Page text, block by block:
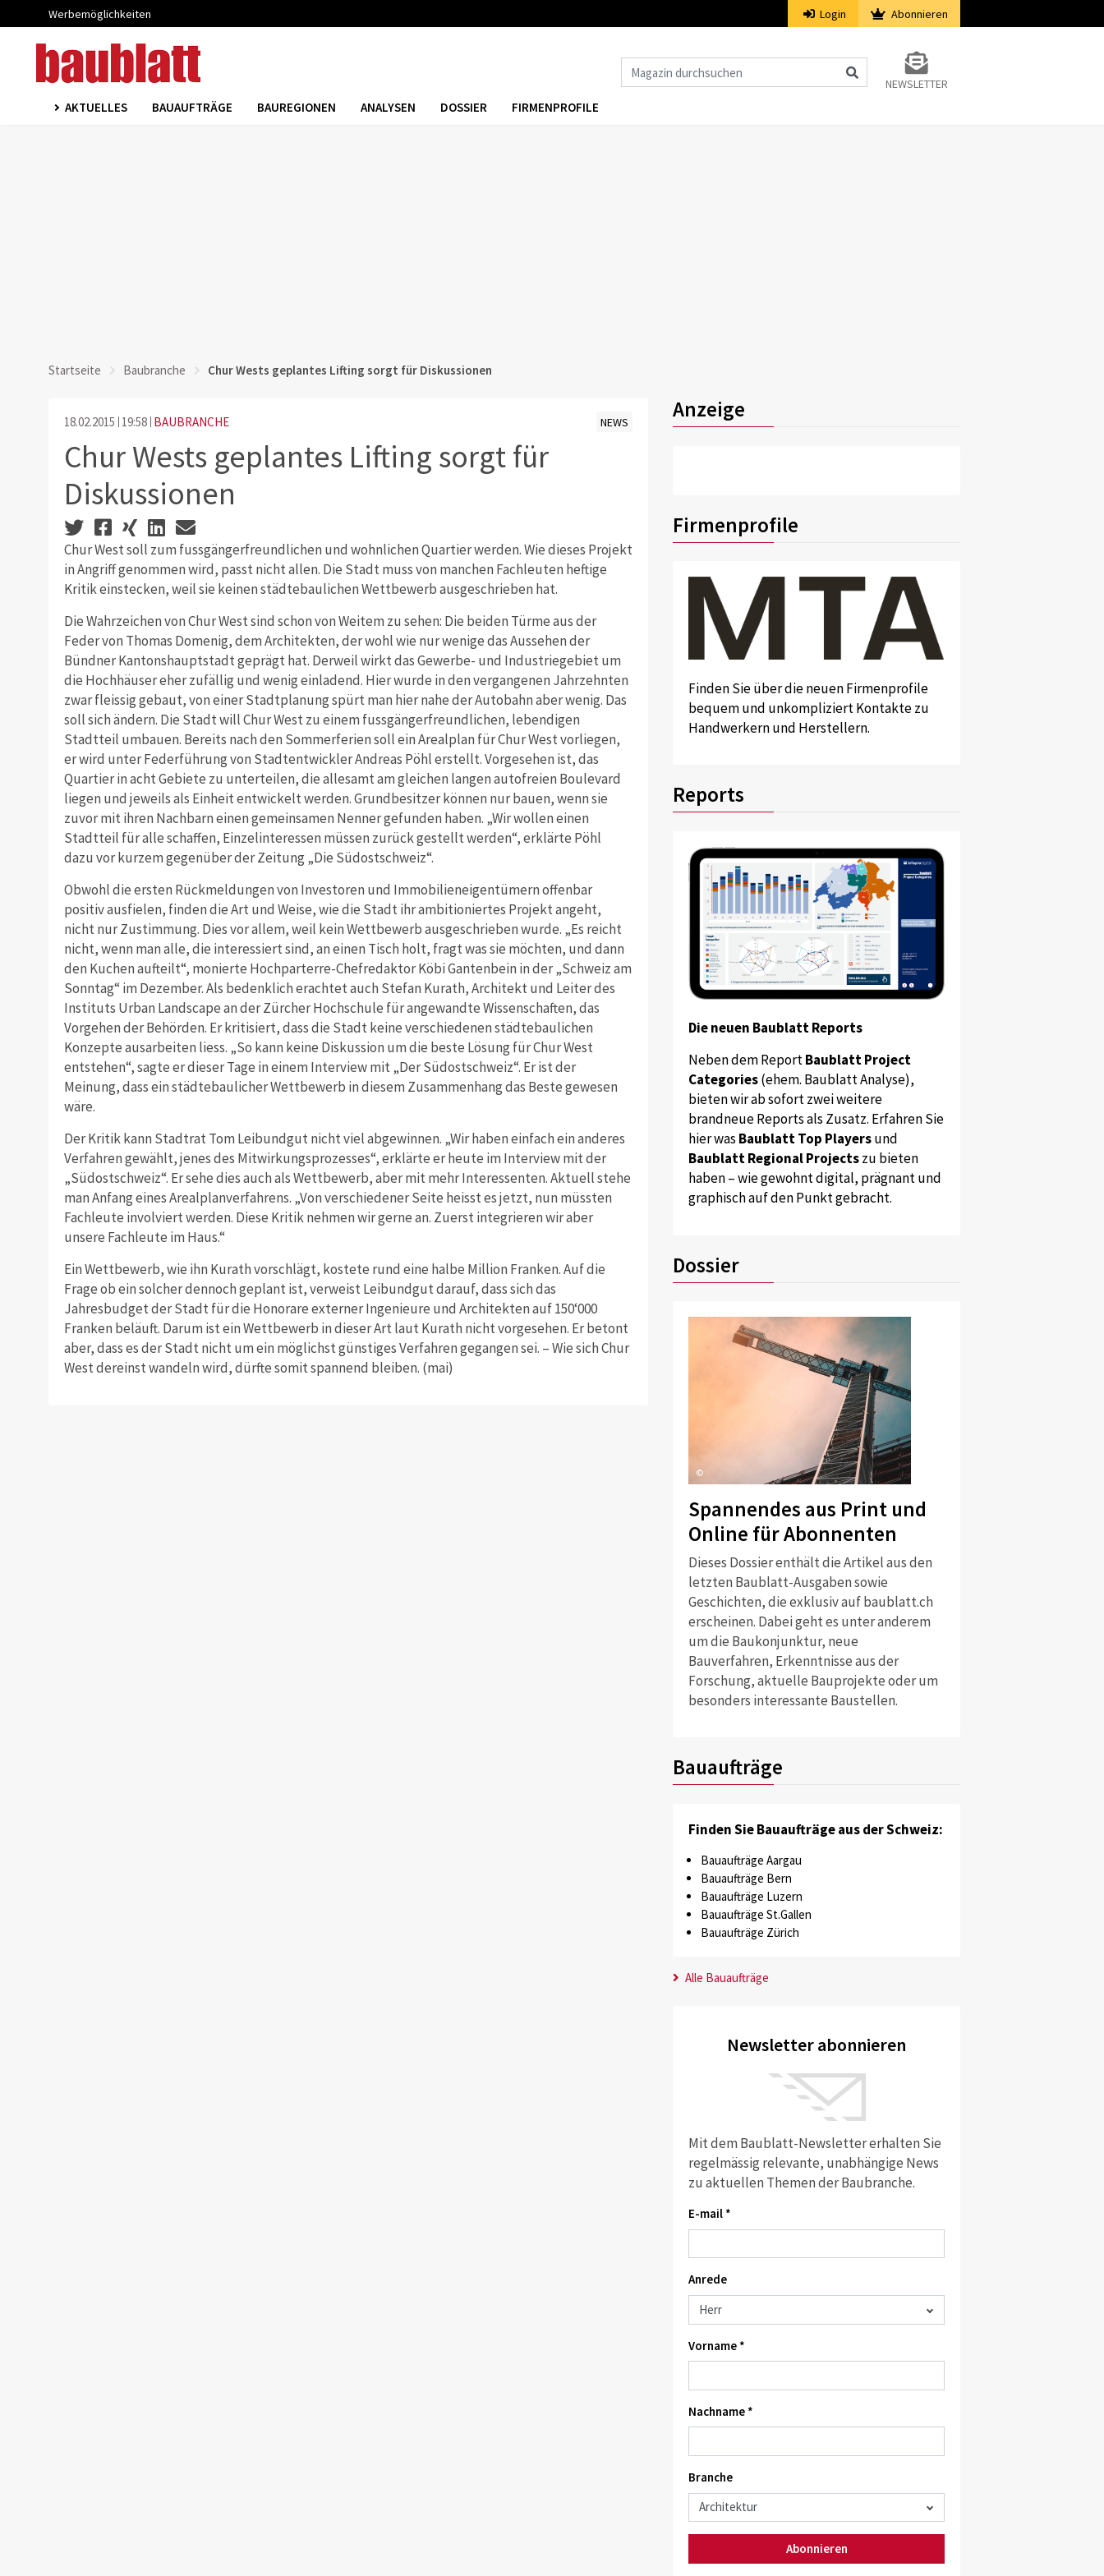
Werbemöglichkeiten Login Abonnieren
NEWSLETTER
AKTUELLES BAUAUFTRÄGE BAUREGIONEN ANALYSEN DOSSIER FIRMENPROFILE
Startseite Baubranche Chur Wests geplantes Lifting sorgt für Diskussionen
18.02.2015 19:58 BAUBRANCHE NEWS
Chur Wests geplantes Lifting sorgt für
Diskussionen
Chur West soll zum fussgängerfreundlichen und wohnlichen Quartier werden. Wie dieses Projekt
in Angriff genommen wird, passt nicht allen. Die Stadt muss von manchen Fachleuten heftige
Kritik einstecken, weil sie keinen städtebaulichen Wettbewerb ausgeschrieben hat.
Die Wahrzeichen von Chur West sind schon von Weitem zu sehen: Die beiden Türme aus der
Feder von Thomas Domenig, dem Architekten, der wohl wie nur wenige das Aussehen der
Bündner Kantonshauptstadt geprägt hat. Derweil wirkt das Gewerbe- und Industriegebiet um
die Hochhäuser eher zufällig und wenig einladend. Hier wurde in den vergangenen Jahrzehnten
zwar fleissig gebaut, von einer Stadtplanung spürt man hier nahe der Autobahn aber wenig. Das
soll sich ändern. Die Stadt will Chur West zu einem fussgängerfreundlichen, lebendigen
Stadtteil umbauen. Bereits nach den Sommerferien soll ein Arealplan für Chur West vorliegen,
er wird unter Federführung von Stadtentwickler Andreas Pöhl erstellt. Vorgesehen ist, das
Quartier in acht Gebiete zu unterteilen, die allesamt am gleichen langen autofreien Boulevard
liegen und jeweils als Einheit entwickelt werden. Grundbesitzer können nur bauen, wenn sie
zuvor mit ihren Nachbarn einen gemeinsamen Nenner gefunden haben. „Wir wollen einen
Stadtteil für alle schaffen, Einzelinteressen müssen zurück gestellt werden“, erklärte Pöhl
dazu vor kurzem gegenüber der Zeitung „Die Südostschweiz“.
Obwohl die ersten Rückmeldungen von Investoren und Immobilieneigentümern offenbar
positiv ausfielen, finden die Art und Weise, wie die Stadt ihr ambitioniertes Projekt angeht,
nicht nur Zustimmung. Dies vor allem, weil kein Wettbewerb ausgeschrieben wurde. „Es reicht
nicht, wenn man alle, die interessiert sind, an einen Tisch holt, fragt was sie möchten, und dann
den Kuchen aufteilt“, monierte Hochparterre-Chefredaktor Köbi Gantenbein in der „Schweiz am
Sonntag“ im Dezember. Als bedenklich erachtet auch Stefan Kurath, Architekt und Leiter des
Instituts Urban Landscape an der Zürcher Hochschule für angewandte Wissenschaften, das
Vorgehen der Behörden. Er kritisiert, dass die Stadt keine verschiedenen städtebaulichen
Konzepte ausarbeiten liess. „So kann keine Diskussion um die beste Lösung für Chur West
entstehen“, sagte er dieser Tage in einem Interview mit „Der Südostschweiz“. Er ist der
Meinung, dass ein städtebaulicher Wettbewerb in diesem Zusammenhang das Beste gewesen
wäre.
Der Kritik kann Stadtrat Tom Leibundgut nicht viel abgewinnen. „Wir haben einfach ein anderes
Verfahren gewählt, jenes des Mitwirkungsprozesses“, erklärte er heute im Interview mit der
„Südostschweiz“. Er sehe dies auch als Wettbewerb, aber mit mehr Interessenten. Aktuell stehe
man Anfang eines Arealplanverfahrens. „Von verschiedener Seite heisst es jetzt, nun müssten
Fachleute involviert werden. Diese Kritik nehmen wir gerne an. Zuerst integrieren wir aber
unsere Fachleute im Haus.“
Ein Wettbewerb, wie ihn Kurath vorschlägt, kostete rund eine halbe Million Franken. Auf die
Frage ob ein solcher dennoch geplant ist, verweist Leibundgut darauf, dass sich das
Jahresbudget der Stadt für die Honorare externer Ingenieure und Architekten auf 150‘000
Franken beläuft. Darum ist ein Wettbewerb in dieser Art laut Kurath nicht vorgesehen. Er betont
aber, dass es der Stadt nicht um ein möglichst günstiges Verfahren gegangen sei. – Wie sich Chur
West dereinst wandeln wird, dürfte somit spannend bleiben. (mai)
Anzeige
Firmenprofile
Finden Sie über die neuen Firmenprofile
bequem und unkompliziert Kontakte zu
Handwerkern und Herstellern.
Reports
Die neuen Baublatt Reports
Neben dem ReportBaublatt Project
Categories(ehem. Baublatt Analyse),
bieten wir ab sofort zwei weitere
brandneue Reports als Zusatz. Erfahren Sie
hier was Baublatt Top Playersund
Baublatt Regional Projectszu bieten
haben – wie gewohnt digital, prägnant und
graphisch auf den Punkt gebracht.
Dossier
©
Spannendes aus Print und
Online für Abonnenten
Dieses Dossier enthält die Artikel aus den
letzten Baublatt-Ausgaben sowie
Geschichten, die exklusiv auf baublatt.ch
erscheinen. Dabei geht es unter anderem
um die Baukonjunktur, neue
Bauverfahren, Erkenntnisse aus der
Forschung, aktuelle Bauprojekte oder um
besonders interessante Baustellen.
Bauaufträge
Finden Sie Bauaufträge aus der Schweiz:
Bauaufträge Aargau
Bauaufträge Bern
Bauaufträge Luzern
Bauaufträge St.Gallen
Bauaufträge Zürich
Alle Bauaufträge
Newsletter abonnieren
Mit dem Baublatt-Newsletter erhalten Sie
regelmässig relevante, unabhängige News
zu aktuellen Themen der Baubranche.
E-mail *
Anrede
Vorname *
Nachname *
Branche
Abonnieren